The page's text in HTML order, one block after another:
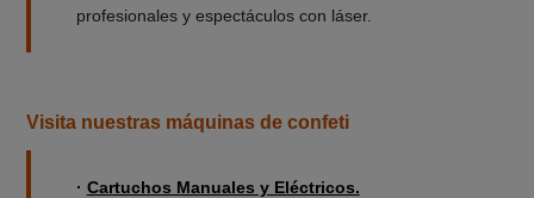
profesionales y espectáculos con láser.
Visita nuestras máquinas de confeti
· Cartuchos Manuales y Eléctricos.